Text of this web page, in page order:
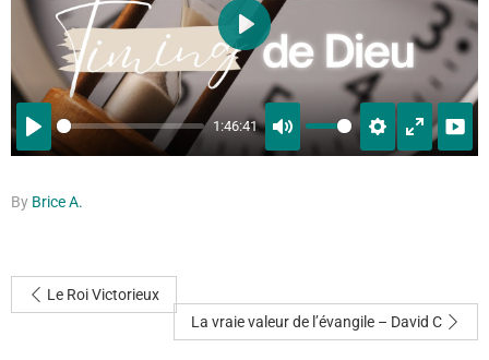
PLAY
1:46:41
MUTE SETTINGSENTER
PLAY
By Brice A.
Le Roi Victorieux
La vraie valeur de l’évangile – David C